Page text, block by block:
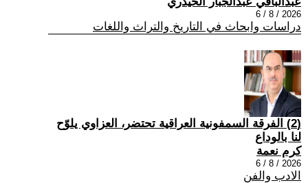
2026 / 8 / 6
دراسات وابحاث في التاريخ والتراث واللغات
(2) الفرقة السمفونية العراقية تحتضر، العزاوي يلوّح
لنا بالوداع
كرم نعمة
2026 / 8 / 6
الادب والفن